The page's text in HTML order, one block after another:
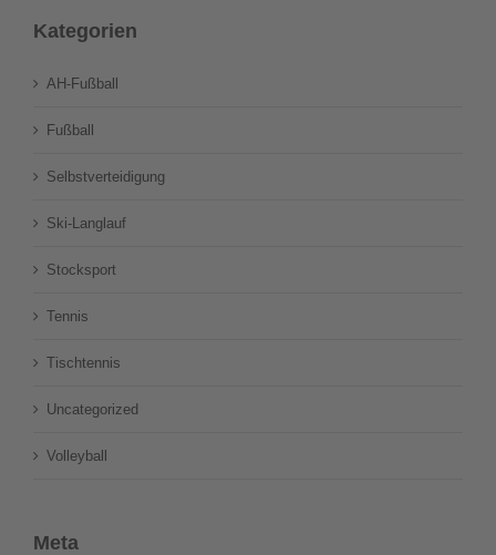
Kategorien
AH-Fußball
Fußball
Selbstverteidigung
Ski-Langlauf
Stocksport
Tennis
Tischtennis
Uncategorized
Volleyball
Meta